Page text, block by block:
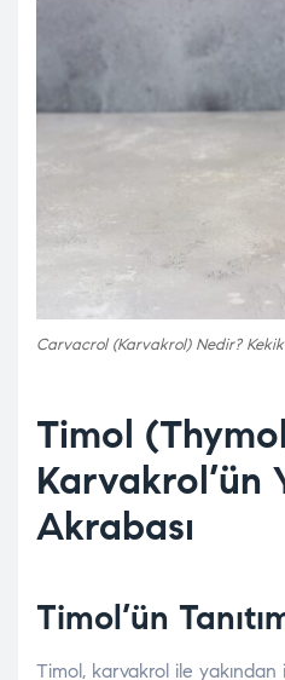
Carvacrol (Karvakrol) Nedir? Kekik
Timol
Karvakrol’ün
Akrabası
Timol’ün
Timol, karvakrol ile